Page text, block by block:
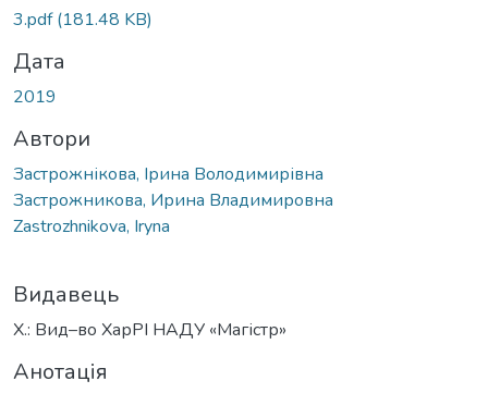
3.pdf(181.48 KB)
Дата
2019
Автори
Застрожнікова, Ірина Володимирівна
Застрожникова, Ирина Владимировна
Zastrozhnikova, Iryna
Видавець
Х.: Вид–во ХарРІ НАДУ «Магістр»
Анотація